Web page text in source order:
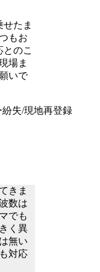
せたま
もお
のこ
場ま
いで
きま
数は
でも
く異
無い
対応